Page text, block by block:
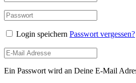
Login speichern Passwort vergessen?
Ein Passwort wird an Deine E-Mail